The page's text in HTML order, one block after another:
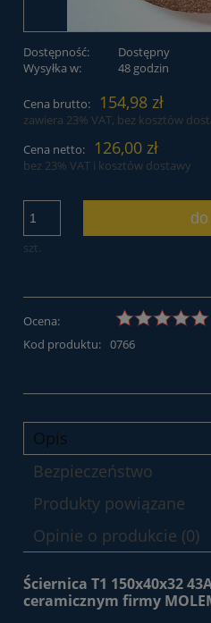
Dostępność:
Dostępny
Wysyłka w:
48 godzin
Cena brutto: 154,98 zł
zawiera 23% VAT, bez kosztów
Cena netto:
126,00 zł
bez 23% VAT i kosztów dostawy
szt.
Ocena:
Kod produktu: 0766
Opis
Bezpieczeństwo
Produkty powiązane
Opinie o produkcie (0)
Ściernica T1 150x40x32
ceramicznym firmy